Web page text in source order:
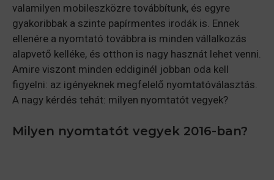
valamilyen mobileszközre továbbítunk, és egyre
gyakoribbak a szinte papírmentes irodák is. Ennek
ellenére a nyomtató továbbra is minden vállalkozás
alapvető kelléke, és otthon is nagy hasznát lehet venni.
Amire viszont minden eddiginél jobban oda kell
figyelni: az igényeknek megfelelő nyomtatóválasztás.
A nagy kérdés tehát: milyen nyomtatót vegyek?
Milyen nyomtatót vegyek 2016-ban?